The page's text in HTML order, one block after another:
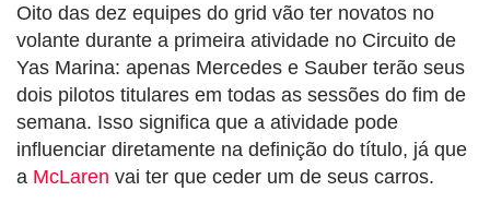
Oito das dez equipes do grid vão ter novatos no
volante durante a primeira atividade no Circuito de
Yas Marina: apenas Mercedes e Sauber terão seus
dois pilotos titulares em todas as sessões do fim de
semana. Isso significa que a atividade pode
influenciar diretamente na definição do título, já que
a McLaren vai ter que ceder um de seus carros.